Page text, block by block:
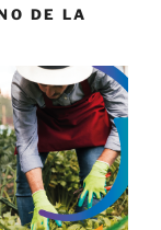
DE LA